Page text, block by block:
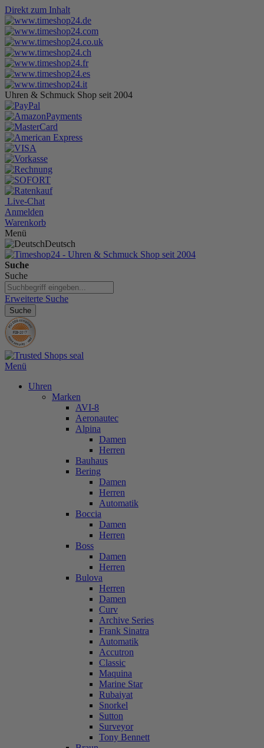
Direkt zum Inhalt
Uhren & Schmuck Shop seit 2004
Live-Chat
Anmelden
Warenkorb
Menü
Deutsch
Suche
Suche
Erweiterte Suche
Suche
Menü
Uhren
Marken
AVI-8
Aeronautec
Alpina
Damen
Herren
Bauhaus
Bering
Damen
Herren
Automatik
Boccia
Damen
Herren
Boss
Damen
Herren
Bulova
Herren
Damen
Curv
Archive Series
Frank Sinatra
Automatik
Accutron
Classic
Maquina
Marine Star
Rubaiyat
Snorkel
Sutton
Surveyor
Tony Bennett